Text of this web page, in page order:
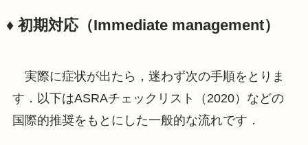
♦️ 初期対応（Immediate management）
実際に症状が出たら，迷わず次の手順をとりま
す．以下はASRAチェックリスト（2020）などの
国際的推奨をもとにした一般的な流れです．